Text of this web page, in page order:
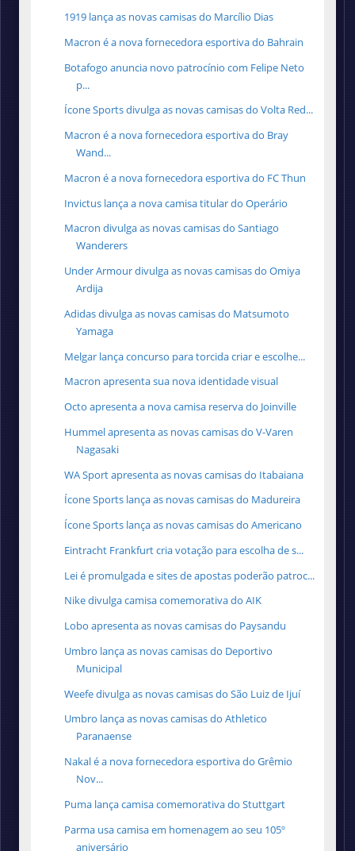
1919 lança as novas camisas do Marcílio Dias
Macron é a nova fornecedora esportiva do Bahrain
Botafogo anuncia novo patrocínio com Felipe Neto
p...
Ícone Sports divulga as novas camisas do Volta Red...
Macron é a nova fornecedora esportiva do Bray
Wand...
Macron é a nova fornecedora esportiva do FC Thun
Invictus lança a nova camisa titular do Operário
Macron divulga as novas camisas do Santiago
Wanderers
Under Armour divulga as novas camisas do Omiya
Ardija
Adidas divulga as novas camisas do Matsumoto
Yamaga
Melgar lança concurso para torcida criar e escolhe...
Macron apresenta sua nova identidade visual
Octo apresenta a nova camisa reserva do Joinville
Hummel apresenta as novas camisas do V-Varen
Nagasaki
WA Sport apresenta as novas camisas do Itabaiana
Ícone Sports lança as novas camisas do Madureira
Ícone Sports lança as novas camisas do Americano
Eintracht Frankfurt cria votação para escolha de s...
Lei é promulgada e sites de apostas poderão patroc...
Nike divulga camisa comemorativa do AIK
Lobo apresenta as novas camisas do Paysandu
Umbro lança as novas camisas do Deportivo
Municipal
Weefe divulga as novas camisas do São Luiz de Ijuí
Umbro lança as novas camisas do Athletico
Paranaense
Nakal é a nova fornecedora esportiva do Grêmio
Nov...
Puma lança camisa comemorativa do Stuttgart
Parma usa camisa em homenagem ao seu 105º
aniversário